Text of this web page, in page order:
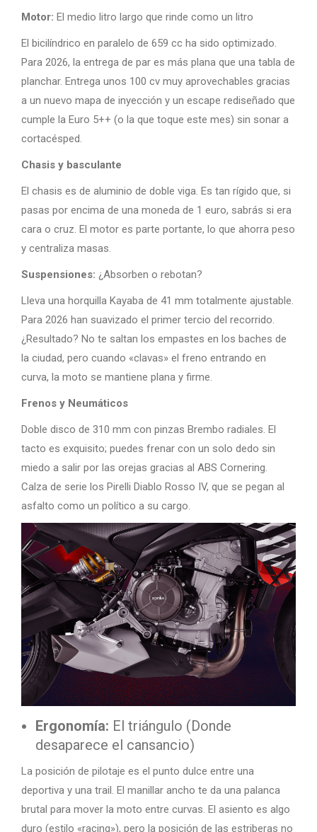
Motor: El medio litro largo que rinde como un litro
El bicilíndrico en paralelo de 659 cc ha sido optimizado.
Para 2026, la entrega de par es más plana que una tabla de
planchar. Entrega unos 100 cv muy aprovechables gracias
a un nuevo mapa de inyección y un escape rediseñado que
cumple la Euro 5++ (o la que toque este mes) sin sonar a
cortacésped.
Chasis y basculante
El chasis es de aluminio de doble viga. Es tan rígido que, si
pasas por encima de una moneda de 1 euro, sabrás si era
cara o cruz. El motor es parte portante, lo que ahorra peso
y centraliza masas.
Suspensiones: ¿Absorben o rebotan?
Lleva una horquilla Kayaba de 41 mm totalmente ajustable.
Para 2026 han suavizado el primer tercio del recorrido.
¿Resultado? No te saltan los empastes en los baches de
la ciudad, pero cuando «clavas» el freno entrando en
curva, la moto se mantiene plana y firme.
Frenos y Neumáticos
Doble disco de 310 mm con pinzas Brembo radiales. El
tacto es exquisito; puedes frenar con un solo dedo sin
miedo a salir por las orejas gracias al ABS Cornering.
Calza de serie los Pirelli Diablo Rosso IV, que se pegan al
asfalto como un político a su cargo.
Ergonomía: El triángulo (Donde
desaparece el cansancio)
La posición de pilotaje es el punto dulce entre una
deportiva y una trail. El manillar ancho te da una palanca
brutal para mover la moto entre curvas. El asiento es algo
duro (estilo «racing»), pero la posición de las estriberas no